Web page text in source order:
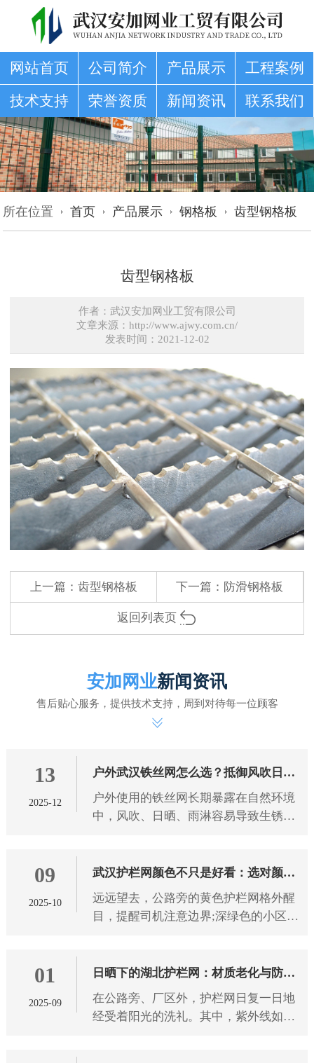
网站首页 公司简介 产品展示
工程案例
技术支持
荣誉资质 新闻资讯 联系我们
所在位置 首页 产品展示 钢格板 齿型钢格板
齿型钢格板
作者：武汉安加网业工贸有限公司
文章来源：http://www.ajwy.com.cn/
发表时间：2021-12-02
上一篇： 齿型钢格板 下一篇： 防滑钢格板
返回列表页
安加网业新闻资讯
售后贴心服务，提供技术支持，周到对待每一位顾客
13
2025-12
户外武汉铁丝网怎么选？抵御风吹日晒
雨淋有技巧
户外使用的铁丝网长期暴露在自然环境
中，风吹、日晒、雨淋容易导致生锈、
网，需从 武汉铁丝网 材质、工艺
09
2025-10
武汉护栏网颜色不只是好看：选对颜色
防护更靠谱
远远望去，公路旁的黄色护栏网格外醒
目，提醒司机注意边界;深绿色的小区护
从来都不只是为了美观，不同
01
2025-09
日晒下的湖北护栏网：材质老化与防护
之道
在公路旁、厂区外，护栏网日复一日地
经受着阳光的洗礼。其中，紫外线如同